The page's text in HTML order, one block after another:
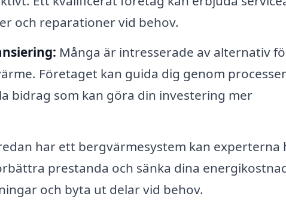
och reparationer vid behov.
Många är intresserade av alternativ
Företaget kan guida dig genom
bidrag som kan göra din investering mer
har ett bergvärmesystem kan experterna
prestanda och sänka dina
och byta ut delar vid behov.